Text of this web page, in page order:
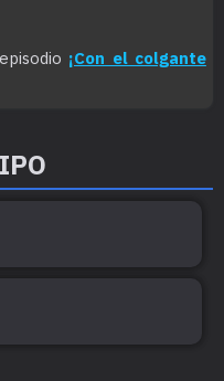
¡Con el colgante